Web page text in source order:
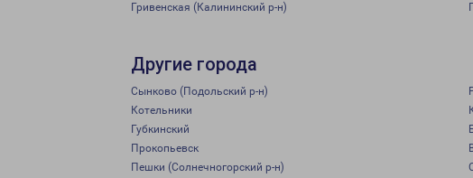
Гривенская (Калининский р-н)
Другие города
Сынково (Подольский р-н)
Котельники
Губкинский
Прокопьевск
Пешки (Солнечногорский р-н)